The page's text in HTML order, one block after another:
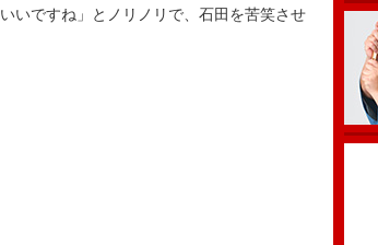
いですね」とノリノリで、石田を苦笑させ